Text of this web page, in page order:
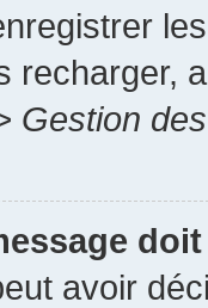
recharger,
Gestion
avoir